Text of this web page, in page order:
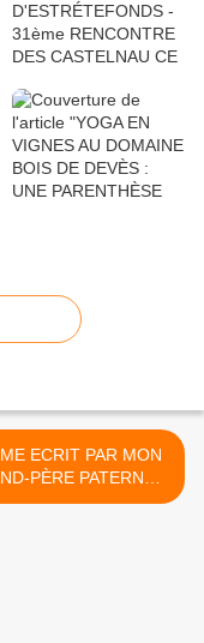
ECRIT PAR MON
PÈRE PATERNEL
DE MA